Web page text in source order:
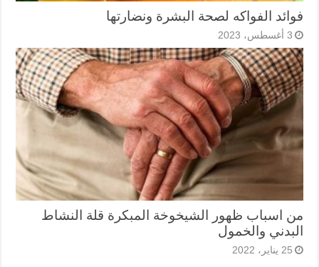
فوائد الفواكه لصحة البشرة ونضارتها
3 أغسطس، 2023
من اسباب ظهور الشيخوخة المبكرة قلة النشاط
البدني والخمول
25 يناير، 2022